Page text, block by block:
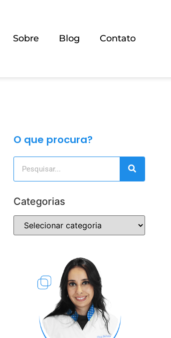
Sobre Blog Contato
O que procura?
Categorias